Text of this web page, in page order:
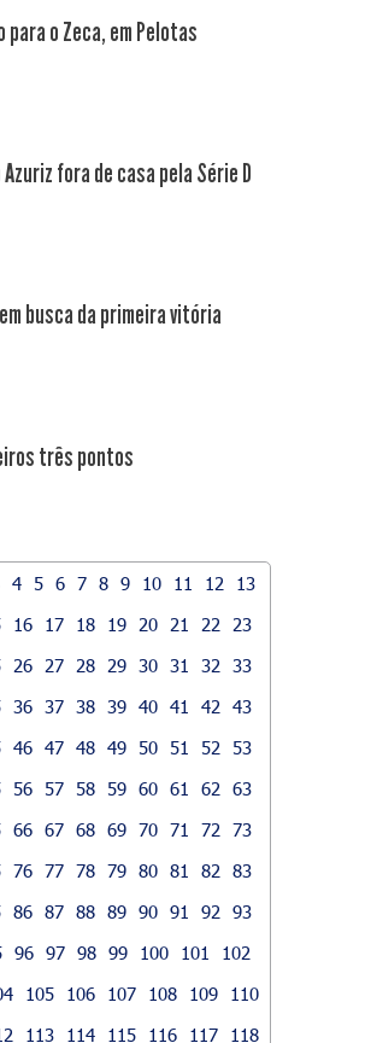
para o Zeca, em Pelotas
fora de casa pela Série D
busca da primeira vitória
três pontos
4 5 6 7 8 9 10 11 12
13
16 17 18 19 20 21 22
23
26 27 28 29 30 31 32
33
36 37 38 39 40 41 42
43
46 47 48 49 50 51 52
53
56 57 58 59 60 61 62
63
66 67 68 69 70 71 72
73
76 77 78 79 80 81 82
83
86 87 88 89 90 91 92
93
96 97 98 99 100 101
102
105 106 107 108 109
110
113 114 115 116 117
118